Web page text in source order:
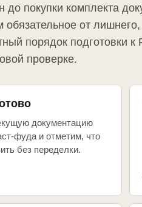
до покупки комплекта
от
порядок подготовки
проверке.
документацию
фуда и отметим, что
без переделки.